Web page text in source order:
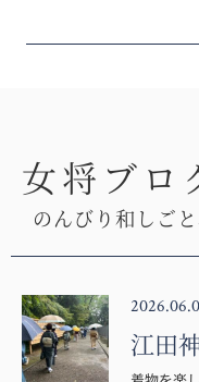
女将ブロ
のんびり和しご
江田